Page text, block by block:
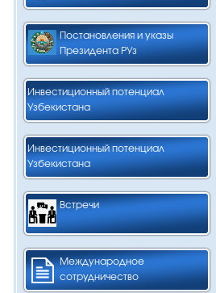
Постановления и указы
Президента РУз
Инвестиционный потенциал
Узбекистана
Инвестиционный потенциал
Узбекистана
Встречи
Международное
сотрудничество